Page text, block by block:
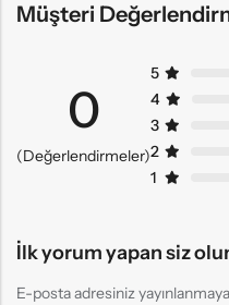
Müşteri
0
(Değerlendirmeler)
5
4
3
2
1
İlk yorum yapan siz
E-posta adresiniz